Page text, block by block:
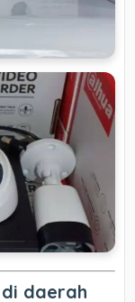
di daerah